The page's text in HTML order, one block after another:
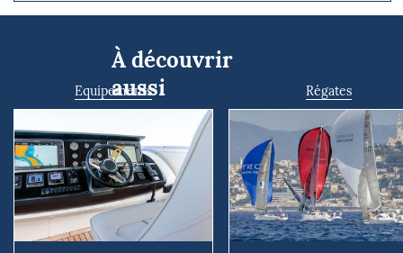
À découvrir
aussi
Equipements Régates